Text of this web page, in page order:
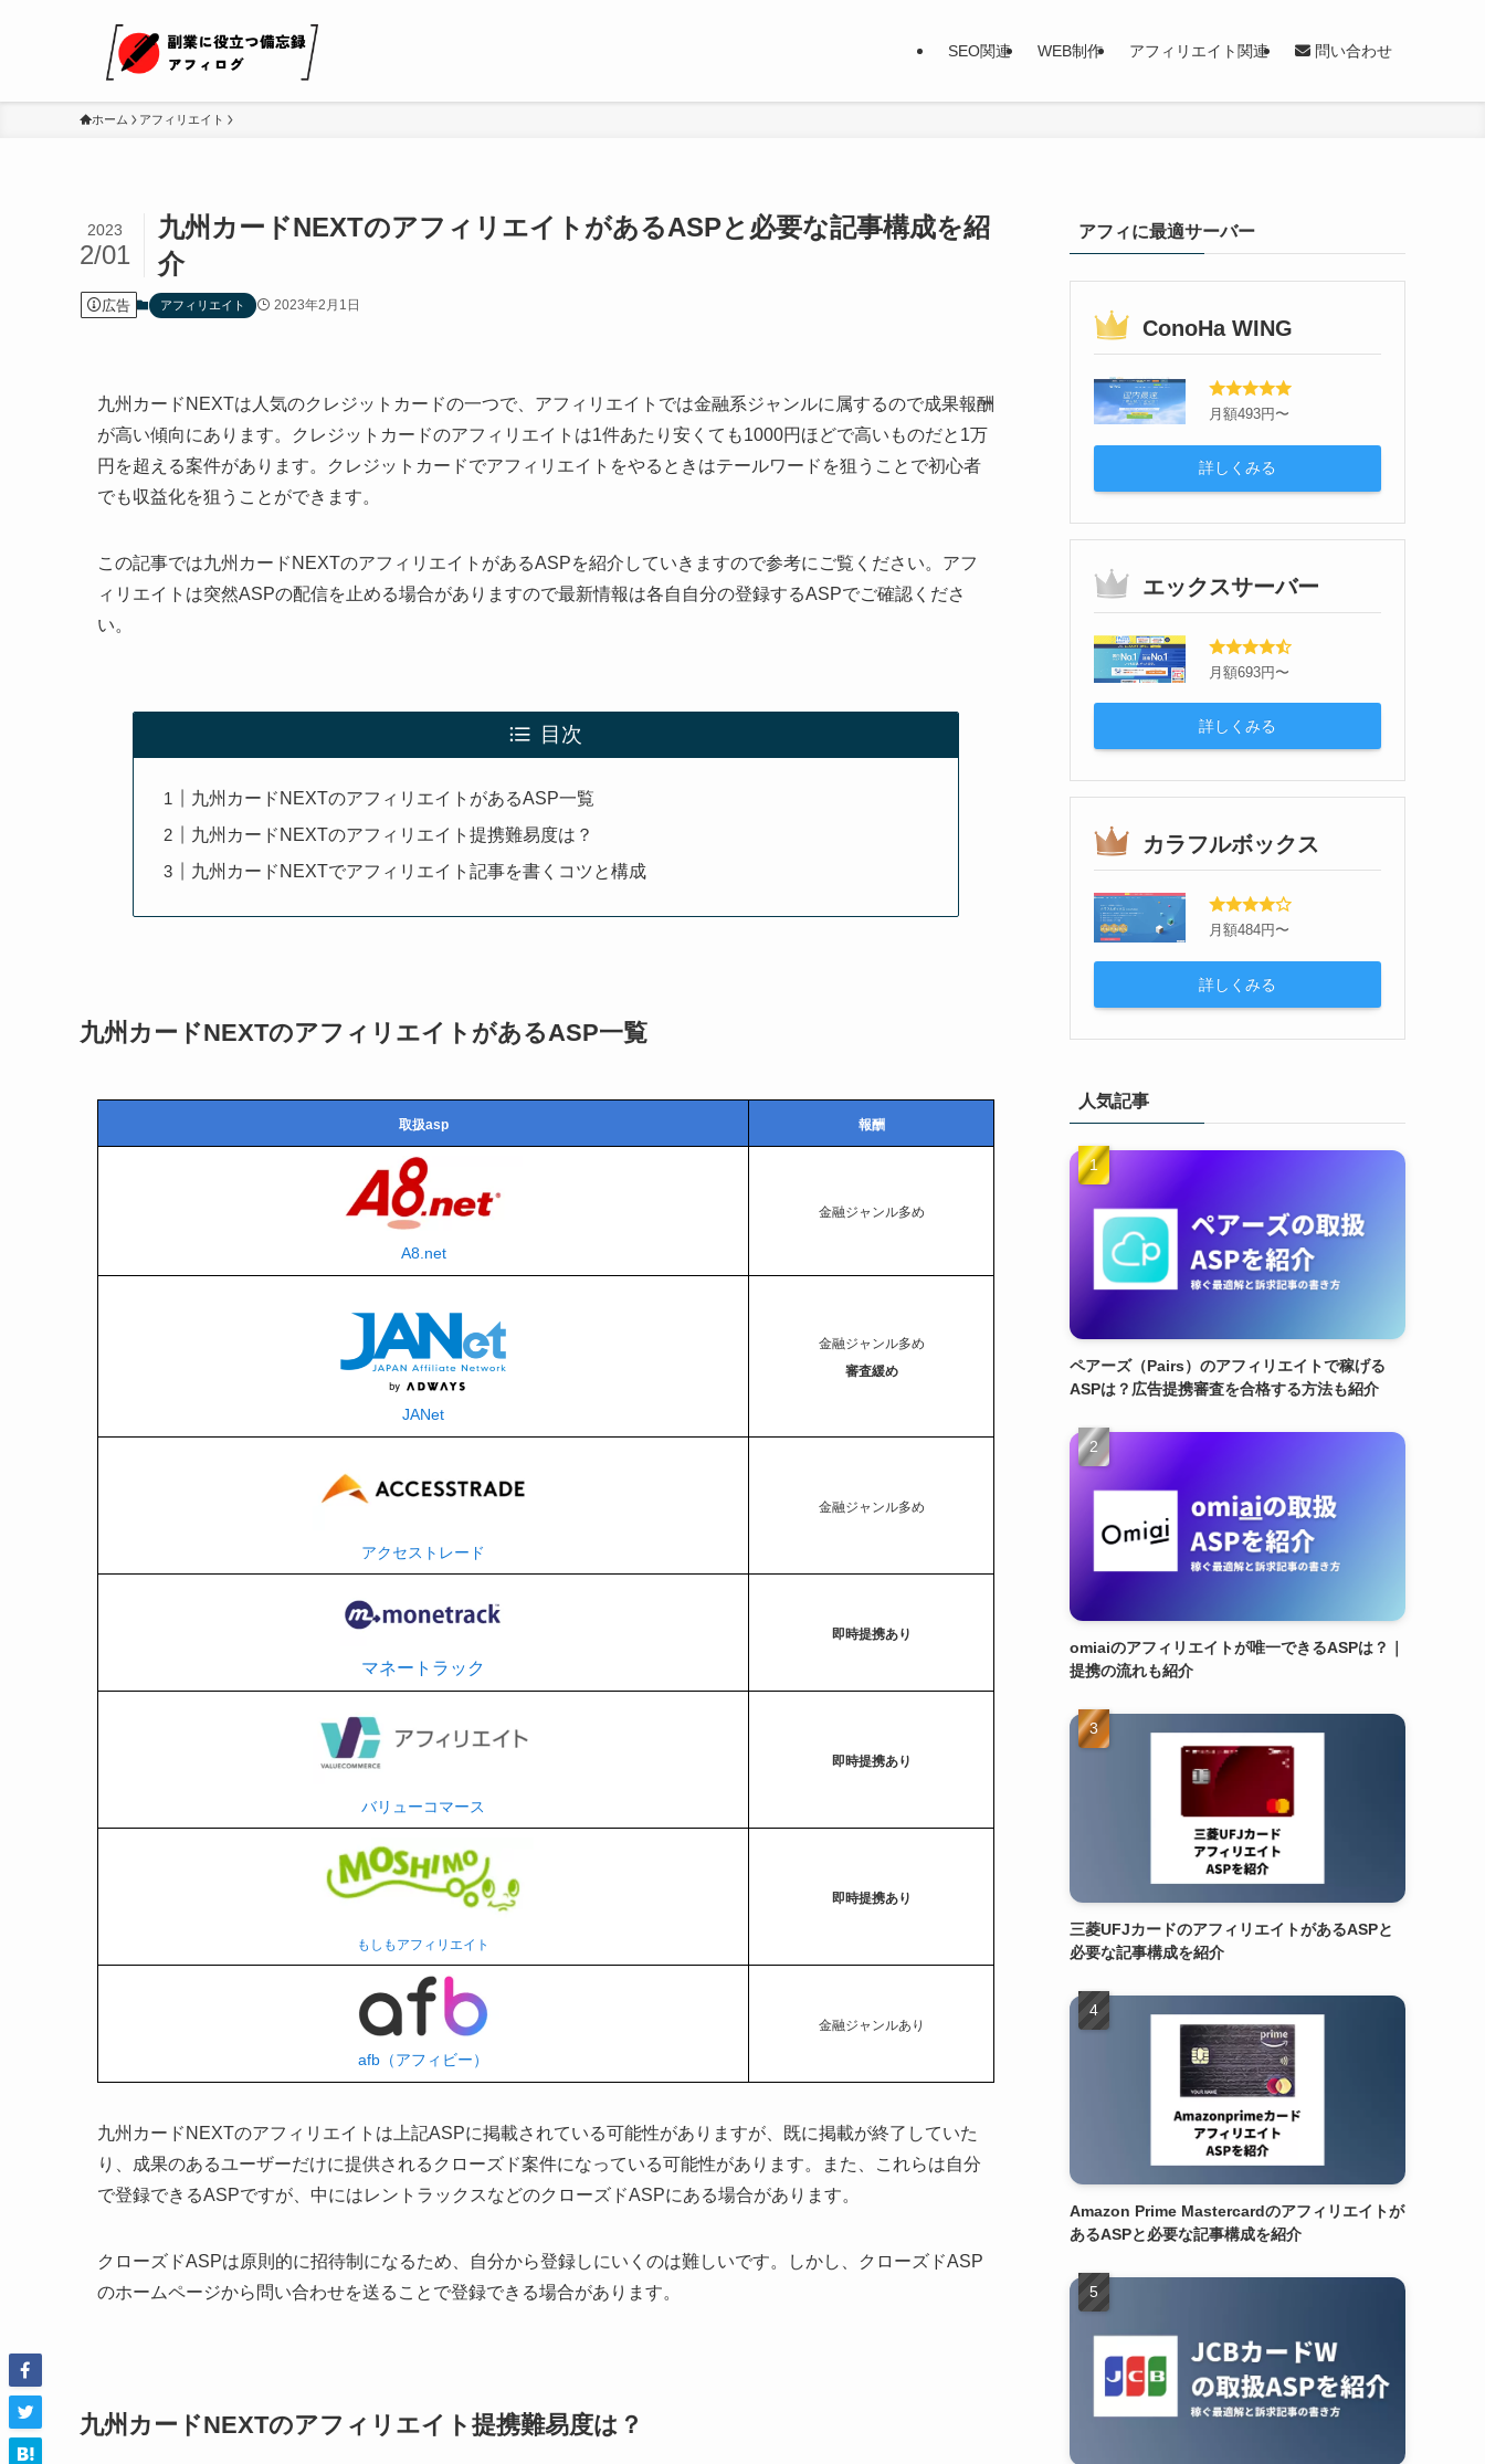
SEO関連 WEB制作 アフィリエイト関連 問い合わせ
ホーム アフィリエイト
九州カードNEXTのアフィリエイトがあるASPと必要な記事構成を紹
介
2023
2/01
広告 アフィリエイト 2023年2月1日
九州カードNEXTは人気のクレジットカードの一つで、アフィリエイトでは金融系ジャンルに属するので成果報酬
が高い傾向にあります。クレジットカードのアフィリエイトは1件あたり安くても1000円ほどで高いものだと1万
円を超える案件があります。クレジットカードでアフィリエイトをやるときはテールワードを狙うことで初心者
でも収益化を狙うことができます。
この記事では九州カードNEXTのアフィリエイトがあるASPを紹介していきますので参考にご覧ください。アフ
ィリエイトは突然ASPの配信を止める場合がありますので最新情報は各自自分の登録するASPでご確認くださ
い。
目次
九州カードNEXTのアフィリエイトがあるASP一覧
九州カードNEXTのアフィリエイト提携難易度は？
九州カードNEXTでアフィリエイト記事を書くコツと構成
九州カードNEXTのアフィリエイトがあるASP一覧
取扱asp 報酬
A8.net
金融ジャンル多め
JANet
金融ジャンル多め
審査緩め
アクセストレード
金融ジャンル多め
マネートラック
即時提携あり
バリューコマース
即時提携あり
もしもアフィリエイト
即時提携あり
afb（アフィビー）
金融ジャンルあり
九州カードNEXTのアフィリエイトは上記ASPに掲載されている可能性がありますが、既に掲載が終了していた
り、成果のあるユーザーだけに提供されるクローズド案件になっている可能性があります。また、これらは自分
で登録できるASPですが、中にはレントラックスなどのクローズドASPにある場合があります。
クローズドASPは原則的に招待制になるため、自分から登録しにいくのは難しいです。しかし、クローズドASP
のホームページから問い合わせを送ることで登録できる場合があります。
九州カードNEXTのアフィリエイト提携難易度は？
アフィに最適サーバー
ConoHa WING
月額493円〜
詳しくみる
エックスサーバー
月額693円〜
詳しくみる
カラフルボックス
月額484円〜
詳しくみる
人気記事
ペアーズ（Pairs）のアフィリエイトで稼げる
ASPは？広告提携審査を合格する方法も紹介
omiaiのアフィリエイトが唯一できるASPは？｜
提携の流れも紹介
三菱UFJカードのアフィリエイトがあるASPと
必要な記事構成を紹介
Amazon Prime Mastercardのアフィリエイトが
あるASPと必要な記事構成を紹介